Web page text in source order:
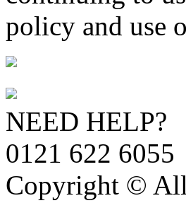
policy and use
NEED HELP?
0121 622 6055
Copyright © All